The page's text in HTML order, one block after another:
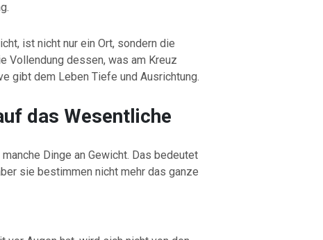
ist nicht nur ein Ort, sondern die
Vollendung dessen, was am Kreuz
gibt dem Leben Tiefe und Ausrichtung.
das Wesentliche
Dinge an Gewicht. Das bedeutet
sie bestimmen nicht mehr das ganze